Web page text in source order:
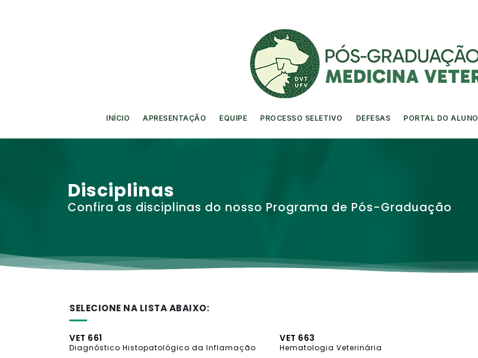
INÍCIO APRESENTAÇÃO EQUIPE PROCESSO SELETIVO DEFESAS PORTAL DO ALUNO
Disciplinas
Confira as disciplinas do nosso Programa de Pós-Graduação
SELECIONE NA LISTA ABAIXO:
VET 661
Diagnóstico Histopatológico da Inflamação
VET 663
Hematologia Veterinária